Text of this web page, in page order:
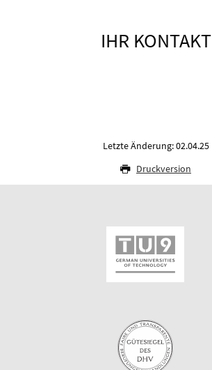
IHR KONTAKT
Letzte Änderung: 02.04.25
Druckversion